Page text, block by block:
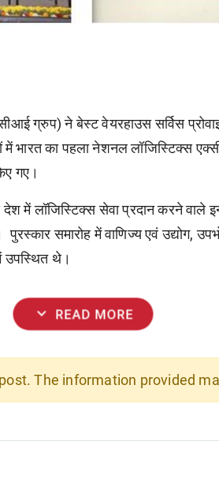
ग्रुप) ने बेस्ट वेयरहाउस सर्विस
में भारत का पहला नेशनल लॉजिस्टिक्स
गए।
में लॉजिस्टिक्स सेवा प्रदान करने वाले
समारोह में वाणिज्य एवं उद्योग,
उपस्थित थे।
expand_more READ MORE
The information provided